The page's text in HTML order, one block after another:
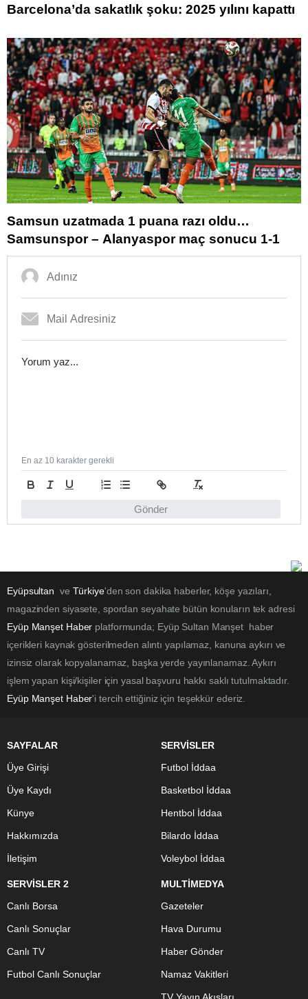
Barcelona’da sakatlık şoku: 2025 yılını kapattı
Samsun uzatmada 1 puana razı oldu…
Samsunspor – Alanyaspor maç sonucu 1-1
Gönder
En az 10 karakter gerekli
Eyüpsultan ve Türkiye'den son dakika haberler, köşe yazıları,
magazinden siyasete, spordan seyahate bütün konuların tek adresi
Eyüp Manşet Haber platformunda; Eyüp Sultan Manşet haber
içerikleri kaynak gösterilmeden alıntı yapılamaz, kanuna aykırı ve
izinsiz olarak kopyalanamaz, başka yerde yayınlanamaz. Aykırı
işlem yapan kişi/kişiler için yasal başvuru hakkı saklı tutulmaktadır.
Eyüp Manşet Haber'i tercih ettiğiniz için teşekkür ederiz.
SAYFALAR
Üye Girişi
Üye Kaydı
Künye
Hakkımızda
İletişim
SERVİSLER
Futbol İddaa
Basketbol İddaa
Hentbol İddaa
Bilardo İddaa
Voleybol İddaa
SERVİSLER 2
Canlı Borsa
Canlı Sonuçlar
Canlı TV
Futbol Canlı Sonuçlar
MULTİMEDYA
Gazeteler
Hava Durumu
Haber Gönder
Namaz Vakitleri